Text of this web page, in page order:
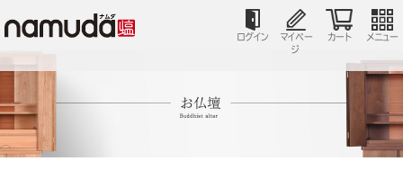
ログイン
マイペー
ジ
カート メニュー